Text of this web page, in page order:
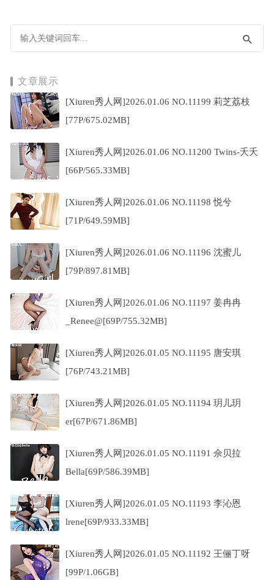
文章展示
[Xiuren秀人网]2026.01.06 NO.11199 莉芝荔枝
[77P/675.02MB]
[Xiuren秀人网]2026.01.06 NO.11200 Twins-夭夭
[66P/565.33MB]
[Xiuren秀人网]2026.01.06 NO.11198 悦兮
[71P/649.59MB]
[Xiuren秀人网]2026.01.06 NO.11196 沈蜜儿
[79P/897.81MB]
[Xiuren秀人网]2026.01.06 NO.11197 姜冉冉
_Renee@[69P/755.32MB]
[Xiuren秀人网]2026.01.05 NO.11195 唐安琪
[76P/743.21MB]
[Xiuren秀人网]2026.01.05 NO.11194 玥儿玥
er[67P/671.86MB]
[Xiuren秀人网]2026.01.05 NO.11191 佘贝拉
Bella[69P/586.39MB]
[Xiuren秀人网]2026.01.05 NO.11193 李沁恩
lrene[69P/933.33MB]
[Xiuren秀人网]2026.01.05 NO.11192 王俪丁呀
[99P/1.06GB]